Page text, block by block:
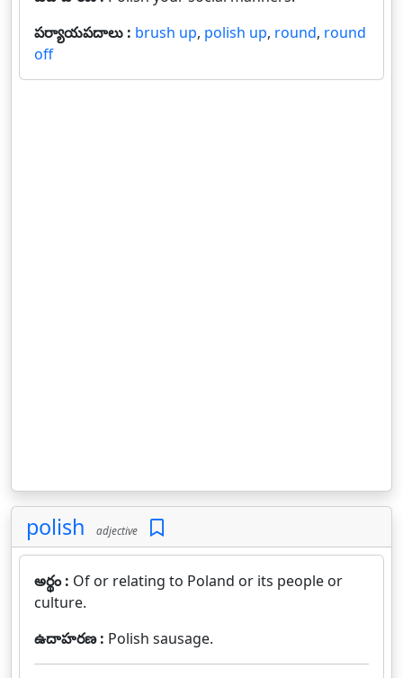
పర్యాయపదాలు : brush up, polish up, round, round
off
polish adjective
అర్థం : Of or relating to Poland or its people or
culture.
ఉదాహరణ : Polish sausage.